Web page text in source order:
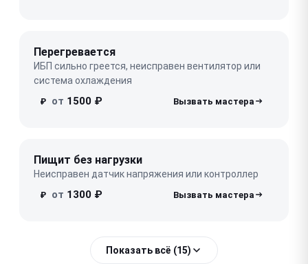
Перегревается
ИБП сильно греется, неисправен вентилятор или
система охлаждения
₽ от 1500 ₽
Пищит без нагрузки
Неисправен датчик напряжения или контроллер
₽ от 1300 ₽
Показать всё (15)